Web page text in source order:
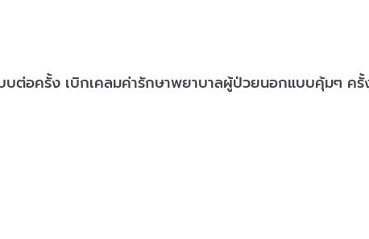
บต่อครั้ง เบิกเคลมค่ารักษาพยาบาลผู้ป่วยนอกแบบคุ้มๆ ครั้